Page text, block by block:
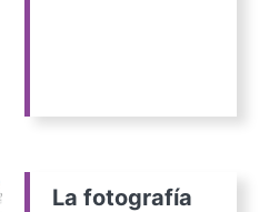
La fotografía